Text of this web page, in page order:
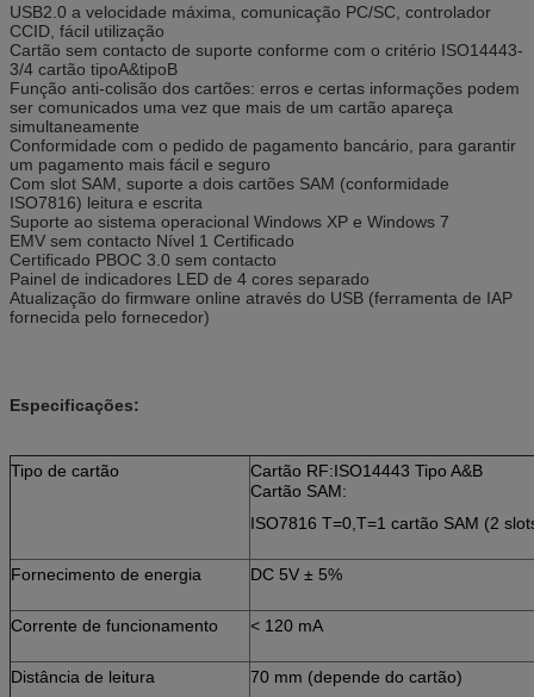
USB2.0 a velocidade máxima, comunicação PC/SC, controlador
CCID, fácil utilização
Cartão sem contacto de suporte conforme com o critério ISO14443-
3/4 cartão tipoA&tipoB
Função anti-colisão dos cartões: erros e certas informações podem
ser comunicados uma vez que mais de um cartão apareça
simultaneamente
Conformidade com o pedido de pagamento bancário, para garantir
um pagamento mais fácil e seguro
Com slot SAM, suporte a dois cartões SAM (conformidade
ISO7816) leitura e escrita
Suporte ao sistema operacional Windows XP e Windows 7
EMV sem contacto Nível 1 Certificado
Certificado PBOC 3.0 sem contacto
Painel de indicadores LED de 4 cores separado
Atualização do firmware online através do USB (ferramenta de IAP
fornecida pelo fornecedor)
Especificações:
Tipo de cartão
Cartão RF:ISO14443 Tipo A&B
Cartão SAM:
ISO7816 T=0,T=1 cartão SAM (2
Fornecimento de energia DC 5V ± 5%
Corrente de funcionamento < 120 mA
Distância de leitura 70 mm (depende do cartão)